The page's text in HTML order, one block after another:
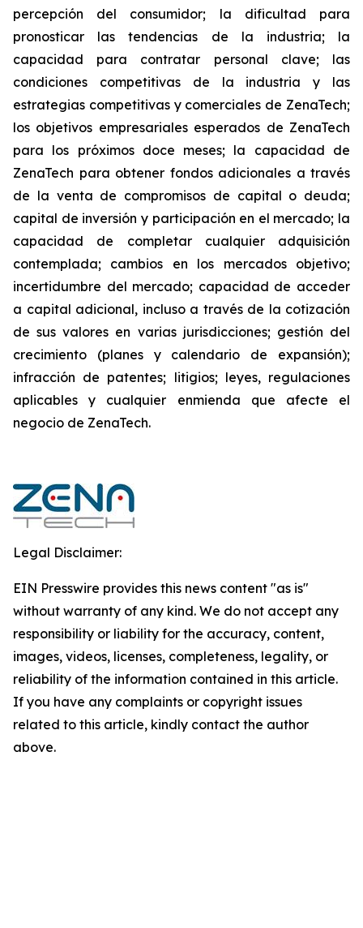
percepción del consumidor; la dificultad para
pronosticar las tendencias de la industria; la
capacidad para contratar personal clave; las
condiciones competitivas de la industria y las
estrategias competitivas y comerciales de ZenaTech;
los objetivos empresariales esperados de ZenaTech
para los próximos doce meses; la capacidad de
ZenaTech para obtener fondos adicionales a través
de la venta de compromisos de capital o deuda;
capital de inversión y participación en el mercado; la
capacidad de completar cualquier adquisición
contemplada; cambios en los mercados objetivo;
incertidumbre del mercado; capacidad de acceder
a capital adicional, incluso a través de la cotización
de sus valores en varias jurisdicciones; gestión del
crecimiento (planes y calendario de expansión);
infracción de patentes; litigios; leyes, regulaciones
aplicables y cualquier enmienda que afecte el
negocio de ZenaTech.
Legal Disclaimer:
EIN Presswire provides this news content "as is"
without warranty of any kind. We do not accept any
responsibility or liability for the accuracy, content,
images, videos, licenses, completeness, legality, or
reliability of the information contained in this article.
If you have any complaints or copyright issues
related to this article, kindly contact the author
above.